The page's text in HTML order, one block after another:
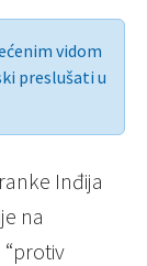
vidom
preslušati u
Inđija
na